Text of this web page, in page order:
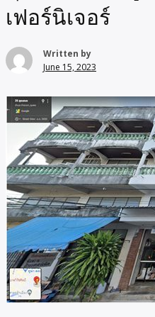
เฟอร์นิเจอร์
Written by
June 15, 2023